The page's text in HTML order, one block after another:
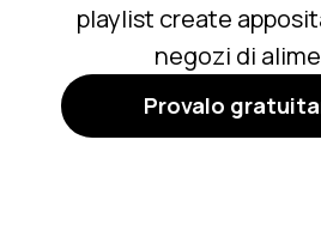
playlist create
negozi di
Provalo